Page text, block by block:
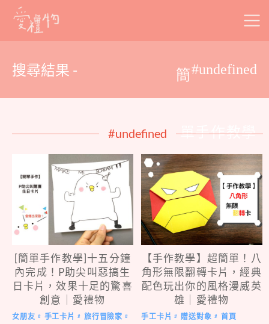
Skip
搜尋結果 - #undefined
簡
單手作教學
#undefined
[簡單手作教學]十五分鐘
內完成！P助尖叫惡搞生
日卡片，效果十足的驚喜
創意｜愛禮物
女朋友 # 手工卡片 # 旅行冒險家 #
【手作教學】超簡單！八
角形無限翻轉卡片，經典
配色玩出你的風格漫威英
雄｜愛禮物
手工卡片 # 贈送對象 #
首頁